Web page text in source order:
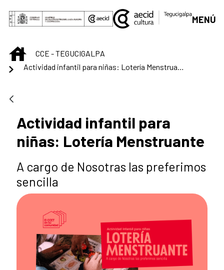
Saltar al contenido principal
MENÚ
INICIOCCE - TEGUCIGALPA
Actividad infantil para niñas: Lotería Menstruante
Actividad infantil para
niñas: Lotería Menstruante
A cargo de Nosotras las preferimos
sencilla